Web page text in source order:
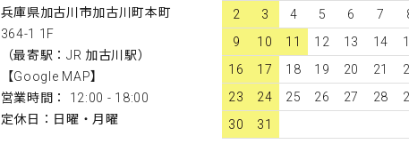
兵庫県加古川市加古川町本町
364-1 1F
（最寄駅：JR 加古川駅）
【Google MAP】
営業時間： 12:00 - 18:00
定休日：日曜・月曜
2
3 4 5 6 7
9
10 11 12 13 14
16
17 18 19 20 21
23
24 25 26 27 28
30
31